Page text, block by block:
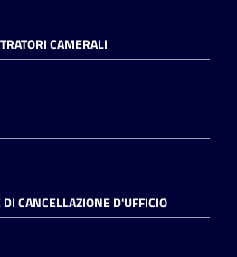
CAMERALI
CANCELLAZIONE D'UFFICIO